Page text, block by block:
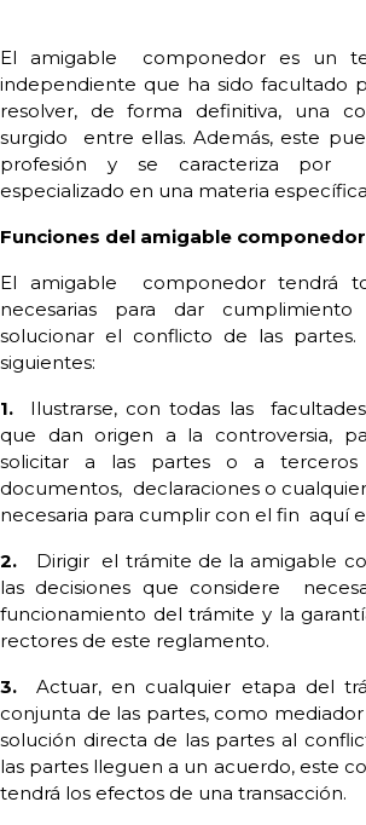
El amigable
componedor es un
independiente que ha sido facultado
resolver, de forma definitiva, una
surgido
entre ellas. Además, este
profesión y se caracteriza por
especializado en una materia
Funciones del amigable componedor
El amigable
componedor tendrá
necesarias para dar
solucionar el conflicto de las partes.
siguientes:
1.
Ilustrarse, con todas las
que dan origen a la controversia,
solicitar a las partes o a
documentos, declaraciones o
necesaria para cumplir con el fin aquí
2.
Dirigir el trámite de la amigable
las decisiones que considere
funcionamiento del trámite y la
rectores de este reglamento.
3.
Actuar, en cualquier etapa del
conjunta de las partes, como
solución directa de las partes al
las partes lleguen a un acuerdo, este
tendrá los efectos de una transacción.